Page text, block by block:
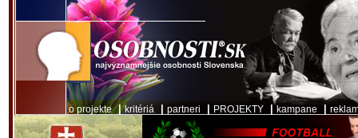
o projekte|kritériá partneri PROJEKTY kampane